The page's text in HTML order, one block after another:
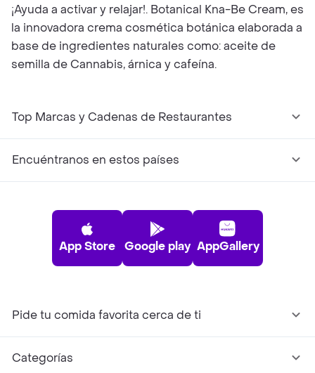
¡Ayuda a activar y relajar!. Botanical Kna-Be Cream, es
la innovadora crema cosmética botánica elaborada a
base de ingredientes naturales como: aceite de
semilla de Cannabis, árnica y cafeína.
Top Marcas y Cadenas de Restaurantes
Encuéntranos en estos países
App Store Google play AppGallery
Pide tu comida favorita cerca de ti
Categorías